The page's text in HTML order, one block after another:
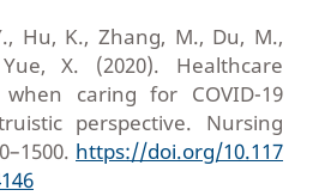
Hu, K., Zhang, M., Du, M.,
X. (2020). Healthcare
when caring for COVID-19
perspective. Nursing
https://doi.org/10.117